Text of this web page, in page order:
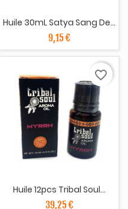
Huile 30mL Satya Sang De...
9,15 €
Huile 12pcs Tribal Soul...
39,25 €
favorite_border